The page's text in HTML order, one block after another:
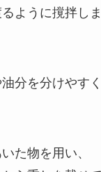
ように撹拌し
分を分けやす
た物を用い、